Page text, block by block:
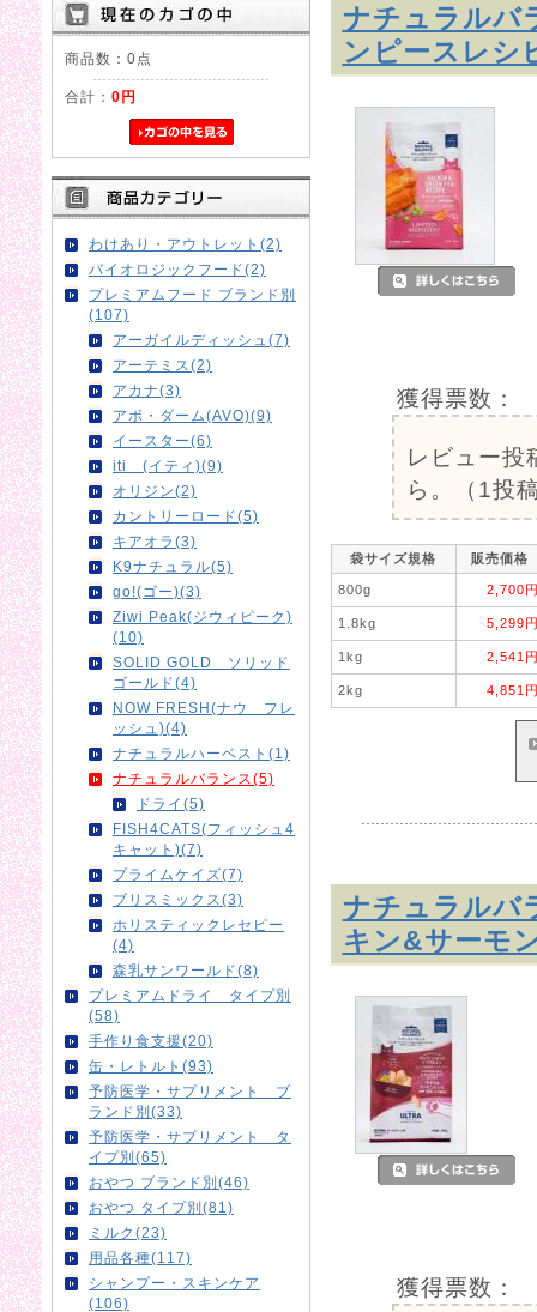
商品数：0点
合計： 0円
わけあり・アウトレット(2)
バイオロジックフード(2)
プレミアムフード ブランド別
(107)
アーガイルディッシュ(7)
アーテミス(2)
アカナ(3)
アボ・ダーム(AVO)(9)
イースター(6)
iti (イティ)(9)
オリジン(2)
カントリーロード(5)
キアオラ(3)
K9ナチュラル(5)
go!(ゴー)(3)
Ziwi Peak(ジウィピーク)
(10)
SOLID GOLD ソリッド
ゴールド(4)
NOW FRESH(ナウ フレ
ッシュ)(4)
ナチュラルハーベスト(1)
ナチュラルバランス(5)
ドライ(5)
FISH4CATS(フィッシュ4
キャット)(7)
プライムケイズ(7)
ブリスミックス(3)
ホリスティックレセピー
(4)
森乳サンワールド(8)
プレミアムドライ タイプ別
(58)
手作り食支援(20)
缶・レトルト(93)
予防医学・サプリメント ブ
ランド別(33)
予防医学・サプリメント タ
イプ別(65)
おやつ ブランド別(46)
おやつ タイプ別(81)
ミルク(23)
用品各種(117)
シャンプー・スキンケア
(106)
ナチュラル
ンピースレシ
獲得票数：
レビュー投
ら。（1投
袋サイズ規格 販売価格
800g 2,700
1.8kg 5,299
1kg 2,541
2kg 4,851
ナチュラル
キン&サーモ
獲得票数：